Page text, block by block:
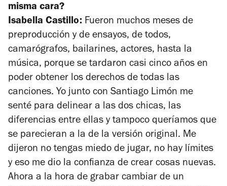
misma cara?
Isabella Castillo: Fueron muchos meses de
preproducción y de ensayos, de todos,
camarógrafos, bailarines, actores, hasta la
música, porque se tardaron casi cinco años en
poder obtener los derechos de todas las
canciones. Yo junto con Santiago Limón me
senté para delinear a las dos chicas, las
diferencias entre ellas y tampoco queríamos que
se parecieran a la de la versión original. Me
dijeron no tengas miedo de jugar, no hay límites
y eso me dio la confianza de crear cosas nuevas.
Ahora a la hora de grabar cambiar de un